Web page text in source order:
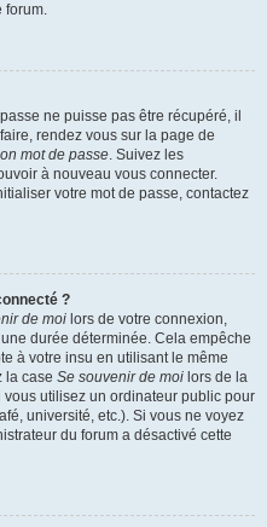
forum.
ne puisse pas être récupéré, il
rendez vous sur la page de
mot de passe. Suivez les
à nouveau vous connecter.
votre mot de passe, contactez
?
de moi lors de votre connexion,
durée déterminée. Cela empêche
à votre insu en utilisant le même
la case Se souvenir de moi lors de la
utilisez un ordinateur public pour
université, etc.). Si vous ne voyez
du forum a désactivé cette